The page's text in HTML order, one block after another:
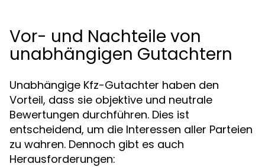
Vor- und Nachteile von
unabhängigen Gutachtern
Unabhängige Kfz-Gutachter haben den
Vorteil, dass sie objektive und neutrale
Bewertungen durchführen. Dies ist
entscheidend, um die Interessen aller Parteien
zu wahren. Dennoch gibt es auch
Herausforderungen: